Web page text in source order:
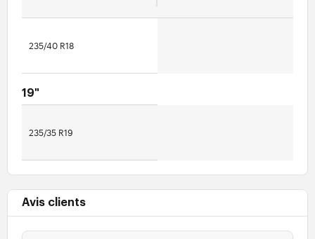
235/40 R18
19"
235/35 R19
Avis clients